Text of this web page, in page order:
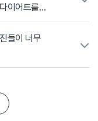
이어트를
김학재원장님과
고 일상으로
일상 생활할 수
사 선생님들
시간이 절약돼서